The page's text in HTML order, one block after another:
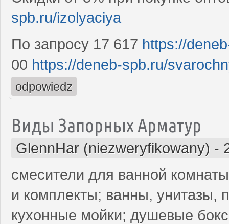
spb.ru/izolyaciya
По запросу 17 617 https://
00 https://deneb-spb.ru/
odpowiedz
Виды Запорных Арматур
GlennHar (niezweryfikowany) -
смесители для ванной
и комплекты; ванны, унитазы,
кухонные мойки; душевые